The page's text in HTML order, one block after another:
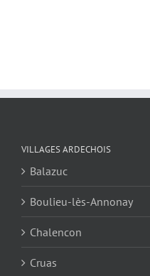
VILLAGES ARDECHOIS
Balazuc
Boulieu-lès-Annonay
Chalencon
Cruas